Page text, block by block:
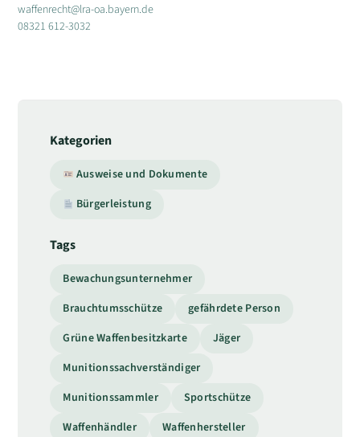
waffenrecht@lra-oa.bayern.de
08321 612-3032
Kategorien
Ausweise und Dokumente
Bürgerleistung
Tags
Bewachungsunternehmer
Brauchtumsschütze
gefährdete Person
Grüne Waffenbesitzkarte
Jäger
Munitionssachverständiger
Munitionssammler
Sportschütze
Waffenhändler
Waffenhersteller